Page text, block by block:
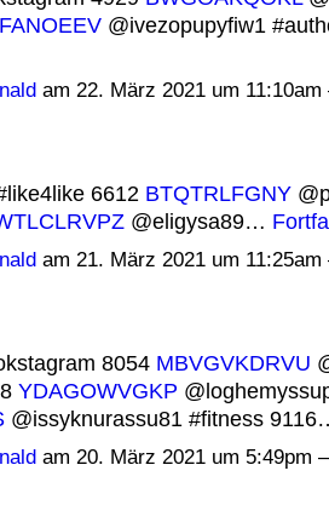
@ivezopupyfiw1
am 22. März 2021 um
6612 BTQTRLFGNY
@eligysa89…
am 21. März 2021 um
8054 MBVGVKDRVU
YDAGOWVGKP
@issyknurassu81 #fitness
am 20. März 2021 um 5:49pm